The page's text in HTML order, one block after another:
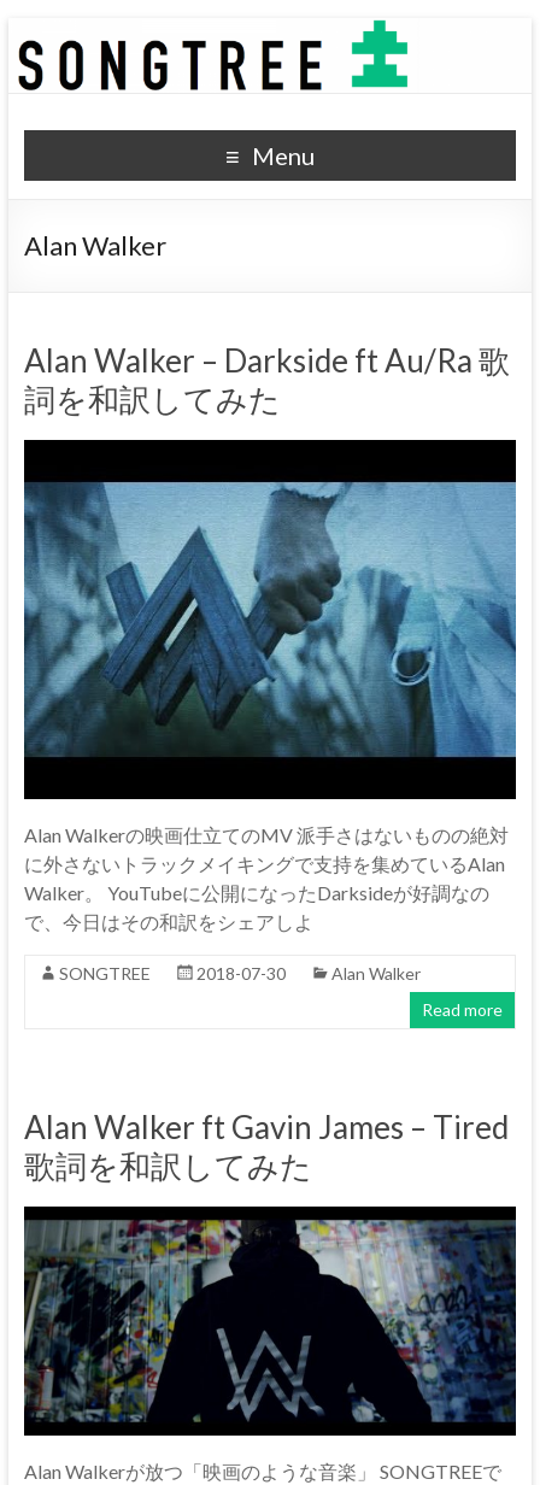
SONGTREE
洋楽歌詞の和訳なら
Menu
Alan Walker
Alan Walker – Darkside ft Au/Ra 歌
詞を和訳してみた
Alan Walkerの映画仕立てのMV 派手さはないものの絶対
に外さないトラックメイキングで支持を集めているAlan
Walker。 YouTubeに公開になったDarksideが好調なの
で、今日はその和訳をシェアしよ
SONGTREE 2018-07-30
Alan Walker
Read more
Alan Walker ft Gavin James – Tired
歌詞を和訳してみた
Alan Walkerが放つ「映画のような音楽」 SONGTREEで